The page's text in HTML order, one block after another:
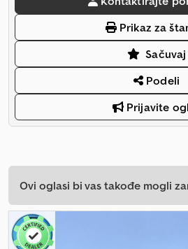
Prikaz za
Sačuvaj
Podeli
Prijavite
Ovi oglasi bi vas takođe mogli